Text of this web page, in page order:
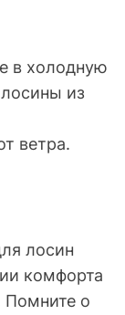
в холодную
из
ветра.
лосин
комфорта
Помните о